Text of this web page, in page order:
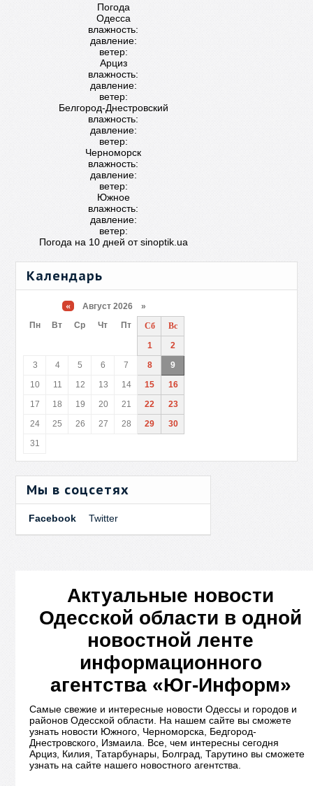
Погода
Одесса
влажность:
давление:
ветер:
Арциз
влажность:
давление:
ветер:
Белгород-Днестровский
влажность:
давление:
ветер:
Черноморск
влажность:
давление:
ветер:
Южное
влажность:
давление:
ветер:
Погода на 10 дней отsinoptik.ua
Календарь
« Август 2026 »
Пн
Вт Ср Чт Пт Сб
Вс
1
2
3
4 5 6 7 8
9
10
11 12 13 14 15
16
17
18 19 20 21 22
23
24
25 26 27 28 29
30
31
Мы в соцсетях
Facebook Twitter
Актуальные новости
Одесской области в одной
новостной ленте
информационного
агентства «Юг-Информ»
Самые свежие и интересные новости Одессы и городов и
районов Одесской области. На нашем сайте вы сможете
узнать новости Южного, Черноморска, Бедгород-
Днестровского, Измаила. Все, чем интересны сегодня
Арциз, Килия, Татарбунары, Болград, Тарутино вы сможете
узнать на сайте нашего новостного агентства.